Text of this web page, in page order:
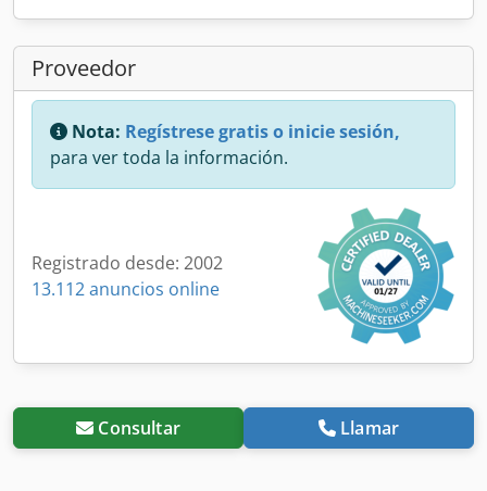
Proveedor
Nota: Regístrese gratis o inicie sesión,
para ver toda la información.
Registrado desde: 2002
13.112 anuncios online
Consultar Llamar